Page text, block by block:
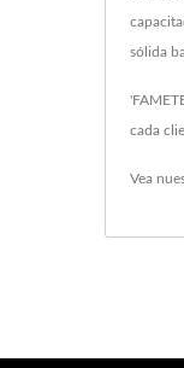
sólida
cada
Vea